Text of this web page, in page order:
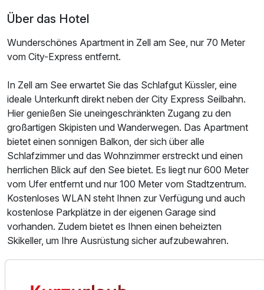
Über das Hotel
Wunderschönes Apartment in Zell am See, nur 70 Meter
vom City-Express entfernt.
In Zell am See erwartet Sie das Schlafgut Küssler, eine
ideale Unterkunft direkt neben der City Express Seilbahn.
Hier genießen Sie uneingeschränkten Zugang zu den
großartigen Skipisten und Wanderwegen. Das Apartment
bietet einen sonnigen Balkon, der sich über alle
Schlafzimmer und das Wohnzimmer erstreckt und einen
herrlichen Blick auf den See bietet. Es liegt nur 600 Meter
vom Ufer entfernt und nur 100 Meter vom Stadtzentrum.
Kostenloses WLAN steht Ihnen zur Verfügung und auch
kostenlose Parkplätze in der eigenen Garage sind
vorhanden. Zudem bietet es Ihnen einen beheizten
Skikeller, um Ihre Ausrüstung sicher aufzubewahren.
über 4 Schlafzimmer, ein Wohnzimmer mit einem